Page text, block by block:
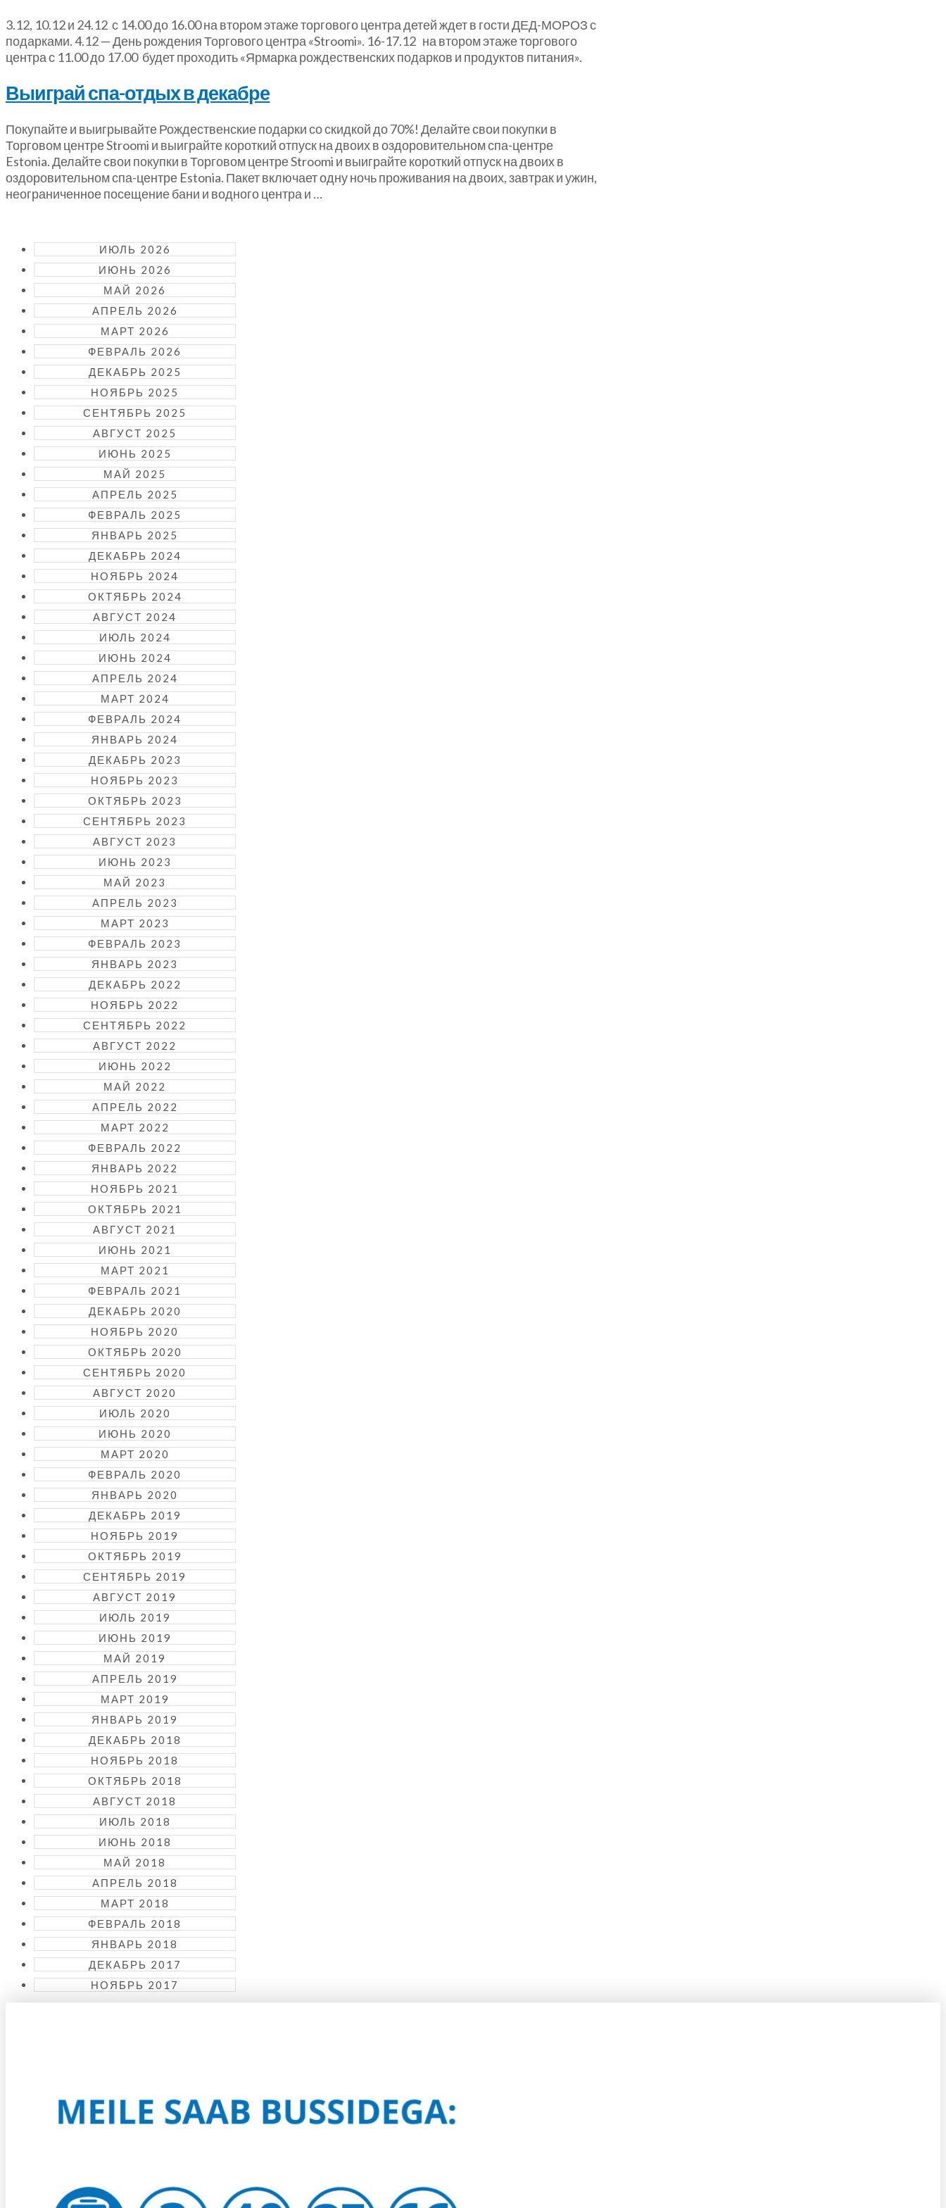
3.12, 10.12 и 24.12 с 14.00 до 16.00 на втором этаже торгового центра детей ждет в гости ДЕД-МОРОЗ с
подарками. 4.12 — День рождения Торгового центра «Stroomi». 16-17.12 на втором этаже торгового
центра с 11.00 до 17.00 будет проходить «Ярмарка рождественских подарков и продуктов питания».
Выиграй спа-отдых в декабре
Покупайте и выигрывайте Рождественские подарки со скидкой до 70%! Делайте свои покупки в
Торговом центре Stroomi и выиграйте короткий отпуск на двоих в оздоровительном спа-центре
Estonia. Делайте свои покупки в Торговом центре Stroomi и выиграйте короткий отпуск на двоих в
оздоровительном спа-центре Estonia. Пакет включает одну ночь проживания на двоих, завтрак и ужин,
неограниченное посещение бани и водного центра и …
ИЮЛЬ 2026
ИЮНЬ 2026
МАЙ 2026
АПРЕЛЬ 2026
МАРТ 2026
ФЕВРАЛЬ 2026
ДЕКАБРЬ 2025
НОЯБРЬ 2025
СЕНТЯБРЬ 2025
АВГУСТ 2025
ИЮНЬ 2025
МАЙ 2025
АПРЕЛЬ 2025
ФЕВРАЛЬ 2025
ЯНВАРЬ 2025
ДЕКАБРЬ 2024
НОЯБРЬ 2024
ОКТЯБРЬ 2024
АВГУСТ 2024
ИЮЛЬ 2024
ИЮНЬ 2024
АПРЕЛЬ 2024
МАРТ 2024
ФЕВРАЛЬ 2024
ЯНВАРЬ 2024
ДЕКАБРЬ 2023
НОЯБРЬ 2023
ОКТЯБРЬ 2023
СЕНТЯБРЬ 2023
АВГУСТ 2023
ИЮНЬ 2023
МАЙ 2023
АПРЕЛЬ 2023
МАРТ 2023
ФЕВРАЛЬ 2023
ЯНВАРЬ 2023
ДЕКАБРЬ 2022
НОЯБРЬ 2022
СЕНТЯБРЬ 2022
АВГУСТ 2022
ИЮНЬ 2022
МАЙ 2022
АПРЕЛЬ 2022
МАРТ 2022
ФЕВРАЛЬ 2022
ЯНВАРЬ 2022
НОЯБРЬ 2021
ОКТЯБРЬ 2021
АВГУСТ 2021
ИЮНЬ 2021
МАРТ 2021
ФЕВРАЛЬ 2021
ДЕКАБРЬ 2020
НОЯБРЬ 2020
ОКТЯБРЬ 2020
СЕНТЯБРЬ 2020
АВГУСТ 2020
ИЮЛЬ 2020
ИЮНЬ 2020
МАРТ 2020
ФЕВРАЛЬ 2020
ЯНВАРЬ 2020
ДЕКАБРЬ 2019
НОЯБРЬ 2019
ОКТЯБРЬ 2019
СЕНТЯБРЬ 2019
АВГУСТ 2019
ИЮЛЬ 2019
ИЮНЬ 2019
МАЙ 2019
АПРЕЛЬ 2019
МАРТ 2019
ЯНВАРЬ 2019
ДЕКАБРЬ 2018
НОЯБРЬ 2018
ОКТЯБРЬ 2018
АВГУСТ 2018
ИЮЛЬ 2018
ИЮНЬ 2018
МАЙ 2018
АПРЕЛЬ 2018
МАРТ 2018
ФЕВРАЛЬ 2018
ЯНВАРЬ 2018
ДЕКАБРЬ 2017
НОЯБРЬ 2017